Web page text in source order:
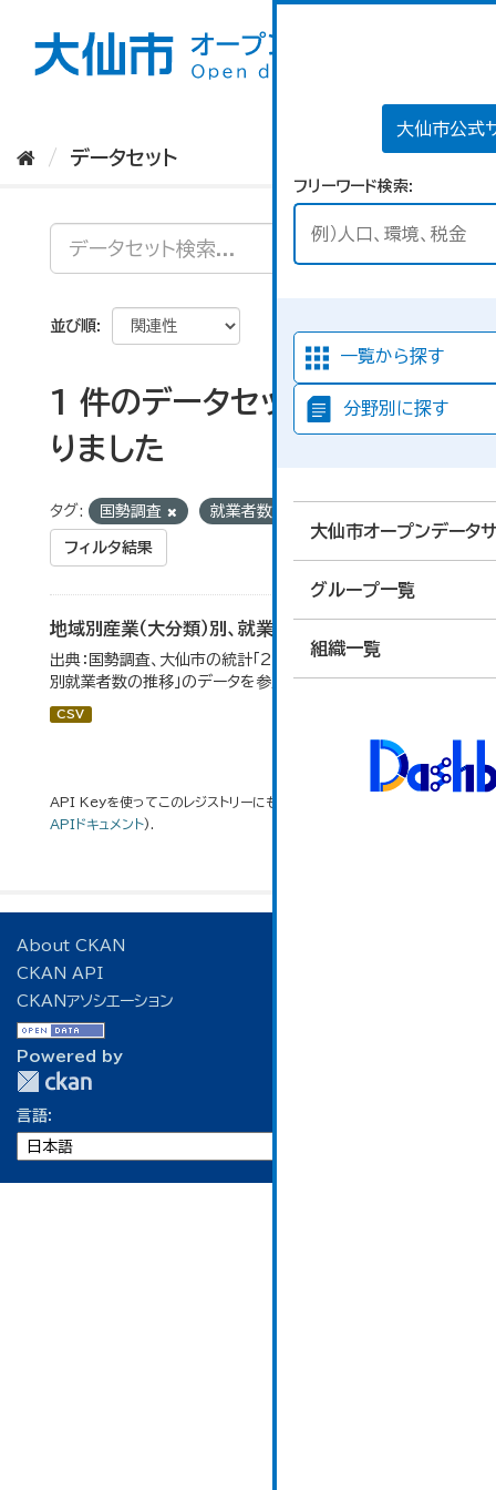
大仙市公式
フリーワード検索
一覧から探す
分野別に探す
大仙市オープンデータ
グループ一覧
組織一覧
データセット
並び順
1 件のデータセットが見つか
りました
タグ: 国勢調査 就業者数
フィルタ結果
地域別産業（大分類）別、就業者数
出典：国勢調査、大仙市の統計「2-8 地域別産業（大分類）
別就業者数の推移」のデータを参照しています。
CSV
API Keyを使ってこのレジストリーにもアクセス可能です
APIドキュメント).
About CKAN
CKAN API
CKANアソシエーション
Powered by
言語